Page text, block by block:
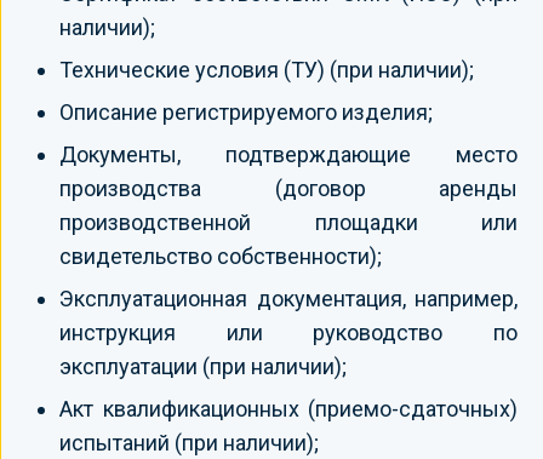
наличии);
Технические условия (ТУ) (при наличии);
Описание регистрируемого изделия;
Документы, подтверждающие место
производства (договор аренды
производственной площадки или
свидетельство собственности);
Эксплуатационная документация, например,
инструкция или руководство по
эксплуатации (при наличии);
Акт квалификационных (приемо-сдаточных)
испытаний (при наличии);